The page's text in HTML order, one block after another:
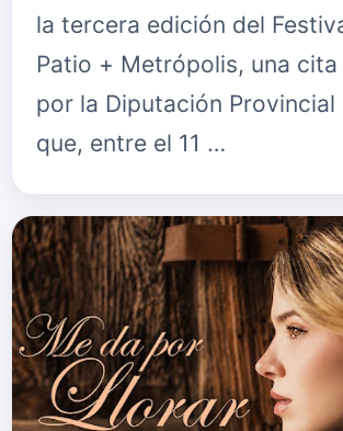
la tercera edición del
Patio + Metrópolis, una cita
por la Diputación Provincial
que, entre el 11 …